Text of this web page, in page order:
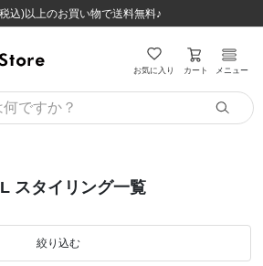
込)以上のお買い物で送料無料♪
額！！8/12(水)お昼12:59まで！！
込)以上のお買い物で送料無料♪
額！！8/12(水)お昼12:59まで！！
お気に入り カート メニュー
スタイリング一覧
絞り込む